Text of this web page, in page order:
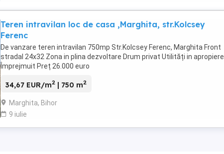
Teren intravilan loc de casa ,Marghita, str.Kolcsey
Ferenc
De vanzare teren intravilan 750mp Str.Kolcsey Ferenc, Marghita Front
stradal 24x32 Zona in plina dezvoltare Drum privat Utilități in apropiere
Împrejmuit Preț 26.000 euro
34,67 EUR/m2 | 750 m2
Marghita, Bihor
9 iulie